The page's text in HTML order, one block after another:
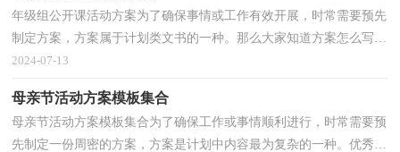
年级组公开课活动方案为了确保事情或工作有效开展，时常需要预先
制定方案，方案属于计划类文书的一种。那么大家知道方案怎么写才
规范吗？以下是小编为大家整理的年级组公开课活动...
2024-07-13
母亲节活动方案模板集合
母亲节活动方案模板集合为了确保工作或事情顺利进行，时常需要预
先制定一份周密的方案，方案是计划中内容最为复杂的一种。优秀的